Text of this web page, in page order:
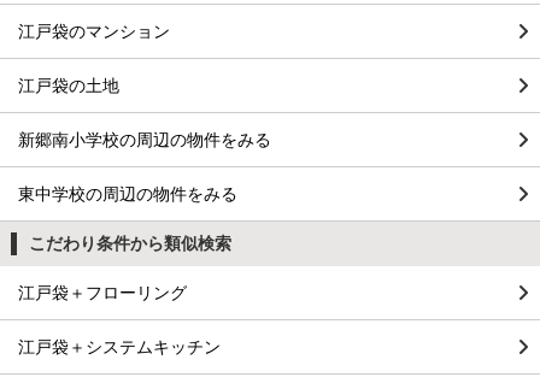
江戸袋のマンション
江戸袋の土地
新郷南小学校の周辺の物件をみる
東中学校の周辺の物件をみる
こだわり条件から類似検索
江戸袋＋フローリング
江戸袋＋システムキッチン